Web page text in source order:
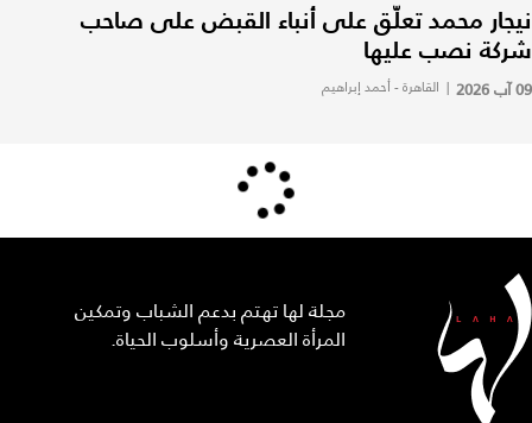
نيجار محمد تعلّق على أنباء القبض على صاحب
شركة نصب عليها
09 آب 2026 | القاهرة - أحمد إبراهيم
مجلة لها تهتم بدعم الشباب وتمكين
المرأة العصرية وأسلوب الحياة.